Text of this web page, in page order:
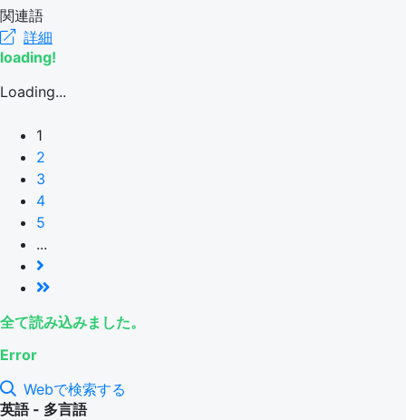
関連語
詳細
loading!
Loading...
1
2
3
4
5
...
全て読み込みました。
Error
Webで検索する
英語 - 多言語